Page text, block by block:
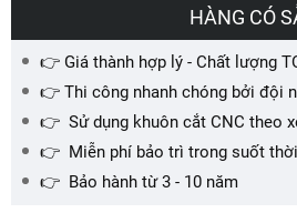
HÀNG CÓ
👉 Giá thành hợp lý - Chất lượng
👉 Thi công nhanh chóng bởi đội
👉 Sử dụng khuôn cắt CNC theo
👉 Miễn phí bảo trì trong suốt
👉 Bảo hành từ 3 - 10 năm